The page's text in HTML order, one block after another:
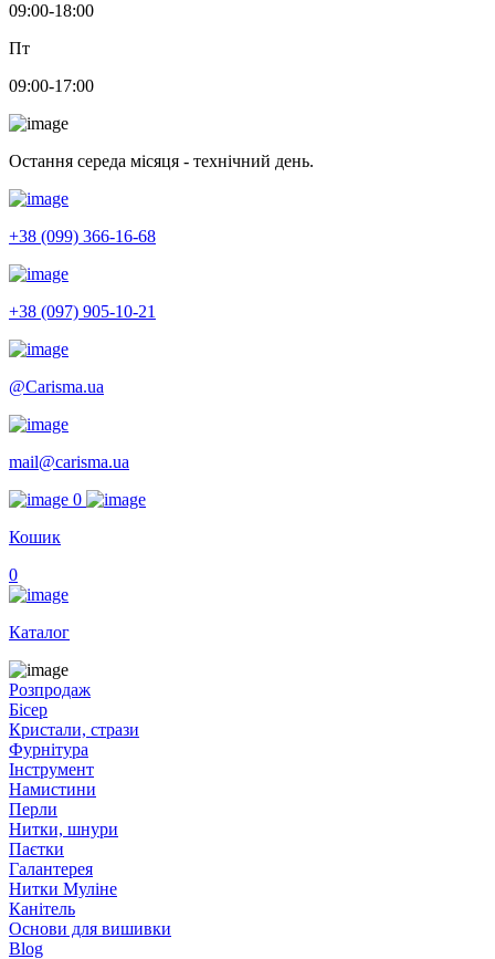
09:00-18:00
Пт
09:00-17:00
Остання середа місяця - технічний день.
+38 (099) 366-16-68
+38 (097) 905-10-21
@Carisma.ua
mail@carisma.ua
0
Кошик
0
Каталог
Розпродаж
Бісер
Кристали, стрази
Фурнітура
Інструмент
Намистини
Перли
Нитки, шнури
Паєтки
Галантерея
Нитки Муліне
Канітель
Основи для вишивки
Blog